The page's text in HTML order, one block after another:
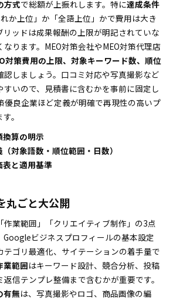
方式で総額が上振れします。特に達成条件
か上位」か「全語上位」かで費用は大き
リッドは成果報酬の上限が明記されていな
ります。MEO対策会社やMEO対策代理店
対策費用の上限、対象キーワード数、順位
認しましょう。口コミ対応や写真撮影など
すいので、見積書に含むかを事前に固定し
優良企業ほど定義が明確で再現性の高いプ
。
算の明示
対象語数・順位範囲・日数）
と適用基準
丸ごと大公開
業範囲」「クリエイティブ制作」の3点
Googleビジネスプロフィールの基本設定
テゴリ最適化、サイテーションの着手量で
業範囲はキーワード設計、競合分析、投稿
信テンプレ整備まで含むかが重要です。
有無は、写真撮影やロゴ、商品画像の編